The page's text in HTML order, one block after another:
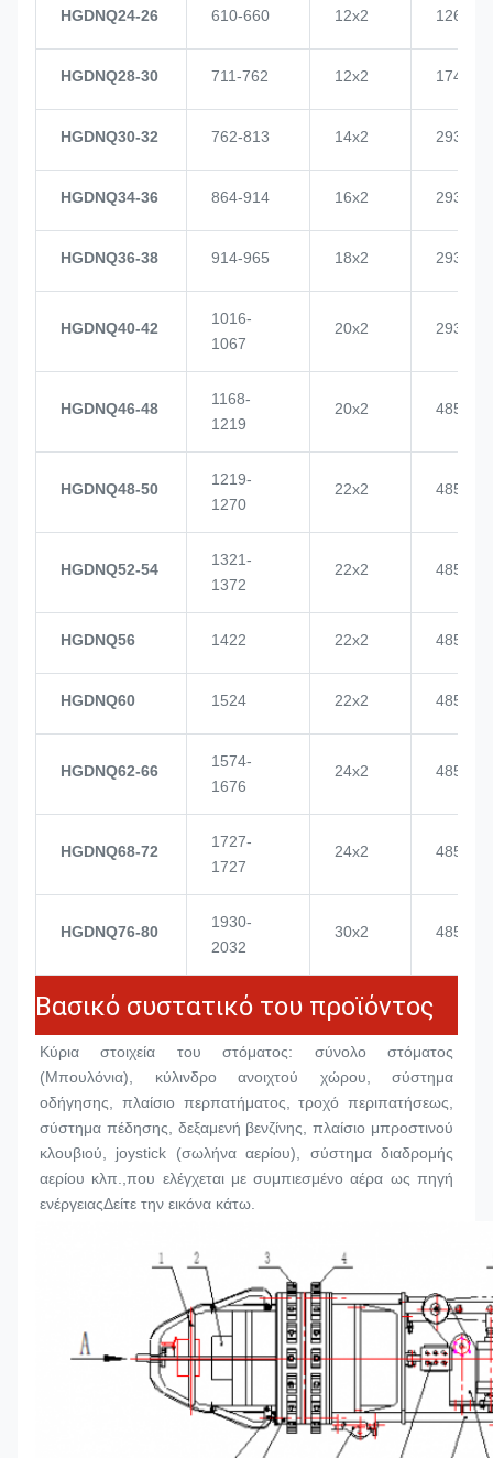
HGDNQ24-26 610-660 12x2 1268
HGDNQ28-30 711-762 12x2 1748
HGDNQ30-32 762-813 14x2 2937
HGDNQ34-36 864-914 16x2 2937
HGDNQ36-38 914-965 18x2 2937
HGDNQ40-42
1016-
1067
20x2 2937
HGDNQ46-48
1168-
1219
20x2 4855
HGDNQ48-50
1219-
1270
22x2 4855
HGDNQ52-54
1321-
1372
22x2 4855
HGDNQ56 1422 22x2 4855
HGDNQ60 1524 22x2 4855
HGDNQ62-66
1574-
1676
24x2 4855
HGDNQ68-72
1727-
1727
24x2 4855
HGDNQ76-80
1930-
2032
30x2 4855
Βασικό συστατικό του προϊόντος
Κύρια στοιχεία του στόματος: σύνολο στόματος
(Μπουλόνια), κύλινδρο ανοιχτού χώρου, σύστημα
οδήγησης, πλαίσιο περπατήματος, τροχό περιπατήσεως,
σύστημα πέδησης, δεξαμενή βενζίνης, πλαίσιο μπροστινού
κλουβιού, joystick (σωλήνα αερίου), σύστημα διαδρομής
αερίου κλπ.,που ελέγχεται με συμπιεσμένο αέρα ως πηγή
ενέργειαςΔείτε την εικόνα κάτω.